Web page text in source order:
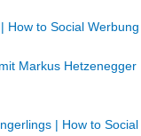
How to Social Werbung
Markus Hetzenegger
| How to Social